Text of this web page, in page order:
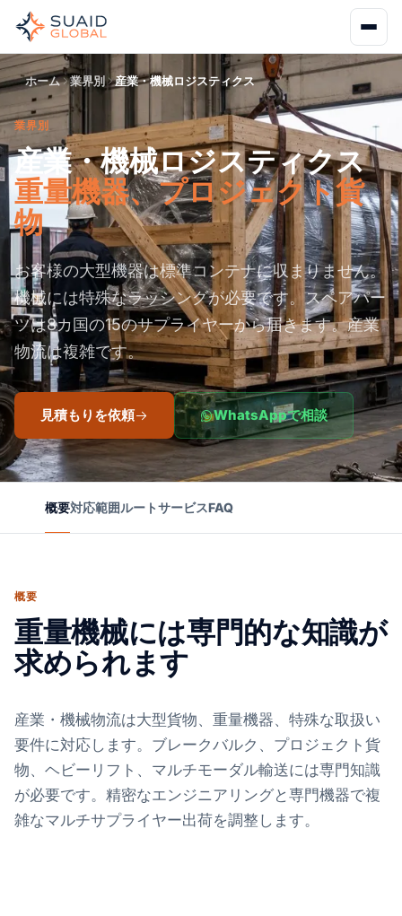
ホーム 業界別 産業・機械ロジスティクス
業界別
産業・機械ロジスティクス
重量機器、プロジェクト貨
物
お客様の大型機器は標準コンテナに収まりません。
機械には特殊なラッシングが必要です。スペアパー
ツは8カ国の15のサプライヤーから届きます。産業
物流は複雑です。
見積もりを依頼 WhatsAppで相談
概要対応範囲ルートサービスFAQ
概要
重量機械には専門的な知識が
求められます
産業・機械物流は大型貨物、重量機器、特殊な取扱い
要件に対応します。ブレークバルク、プロジェクト貨
物、ヘビーリフト、マルチモーダル輸送には専門知識
が必要です。精密なエンジニアリングと専門機器で複
雑なマルチサプライヤー出荷を調整します。